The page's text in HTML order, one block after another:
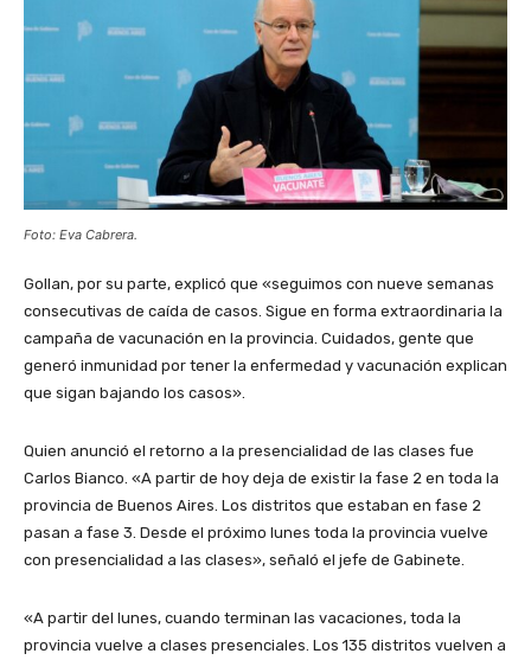
Foto: Eva Cabrera.
Gollan, por su parte, explicó que «seguimos con nueve semanas
consecutivas de caída de casos. Sigue en forma extraordinaria la
campaña de vacunación en la provincia. Cuidados, gente que
generó inmunidad por tener la enfermedad y vacunación explican
que sigan bajando los casos».
Quien anunció el retorno a la presencialidad de las clases fue
Carlos Bianco. «A partir de hoy deja de existir la fase 2 en toda la
provincia de Buenos Aires. Los distritos que estaban en fase 2
pasan a fase 3. Desde el próximo lunes toda la provincia vuelve
con presencialidad a las clases», señaló el jefe de Gabinete.
«A partir del lunes, cuando terminan las vacaciones, toda la
provincia vuelve a clases presenciales. Los 135 distritos vuelven a